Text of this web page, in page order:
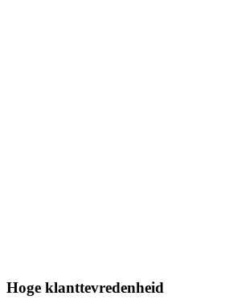
Hoge klanttevredenheid